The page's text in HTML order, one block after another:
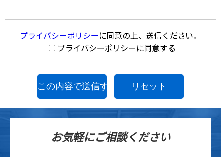
プライバシーポリシーに同意の上、送信ください。
プライバシーポリシーに同意する
リセット
お気軽にご相談ください